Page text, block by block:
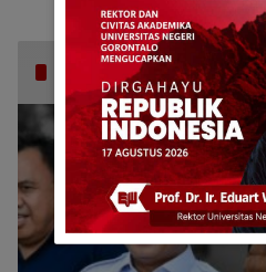
Popular Post